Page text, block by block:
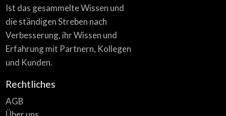
Ist das gesammelte Wissen und
die ständigen Streben nach
Verbesserung, ihr Wissen und
Erfahrung mit Partnern, Kollegen
und Kunden.
Rechtliches
AGB